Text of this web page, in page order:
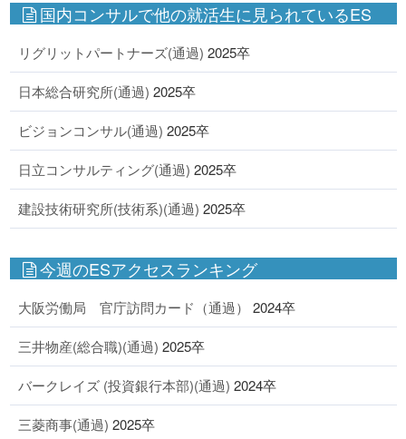
国内コンサルで他の就活生に見られているES
リグリットパートナーズ(通過) 2025卒
日本総合研究所(通過) 2025卒
ビジョンコンサル(通過) 2025卒
日立コンサルティング(通過) 2025卒
建設技術研究所(技術系)(通過) 2025卒
今週のESアクセスランキング
大阪労働局 官庁訪問カード（通過） 2024卒
三井物産(総合職)(通過) 2025卒
バークレイズ (投資銀行本部)(通過) 2024卒
三菱商事(通過) 2025卒